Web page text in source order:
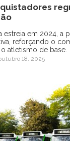
em 2024, a
reforçando o
atletismo de base.
18, 2025